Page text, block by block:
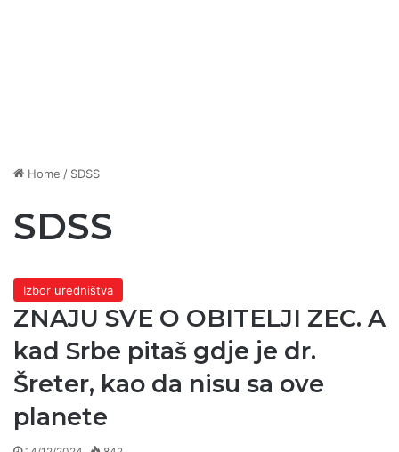
Home / SDSS
SDSS
Izbor uredništva
ZNAJU SVE O OBITELJI ZEC. A
kad Srbe pitaš gdje je dr.
Šreter, kao da nisu sa ove
planete